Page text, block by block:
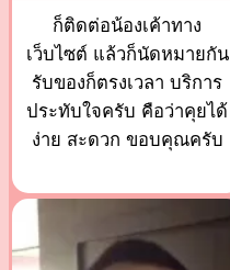
ก็ติดต่อน้องเค้าทาง
เว็บไซต์ แล้วก็นัดหมายกัน
รับของก็ตรงเวลา บริการ
ประทับใจครับ คือว่าคุยได้
ง่าย สะดวก ขอบคุณครับ